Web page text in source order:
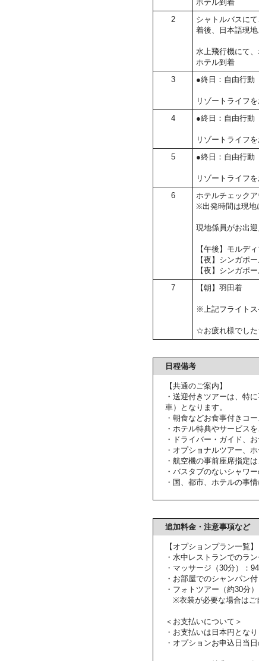
ホテル到着
2
シャトルバスに
着後、日本語現
水上飛行機にて
ホテル到着
3 ●終日：自由行動
リゾートライフ
4
●終日：自由行動
リゾートライフ
5
●終日：自由行動
リゾートライフ
6
ホテルチェック
※出発時間は現地
現地係員がお出迎
【午後】モルデ
【夜】シンガポ
【夜】シンガポ
7 【朝】羽田着
※上記フライトス
☆お疲れ様でし
日程備考
【共通のご案内】
・送迎付きツアーは、特
車）となります。
・朝食などお食事付きコ
・ホテル特典やサービス
・ドライバー・ガイド、
・オプショナルツアー、
・航空機の事前座席指定
・バスタブのないシャワ
・国、都市、ホテルの事
追加料金・注意事項など
【オプションプラン一覧】
・水中レストランでのラ
・マッサージ（30分）：
・お部屋でのシャンパン
・フォトツアー（約30分
※衣装が必要な場合はご
＜お支払いについて＞
・お支払いは日本円となり
・オプションお申込日当